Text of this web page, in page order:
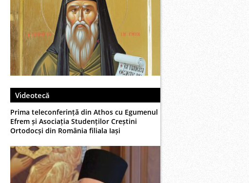
Videotecă
Prima teleconferință din Athos cu Egumenul
Efrem și Asociația Studenților Creștini
Ortodocși din România filiala Iași